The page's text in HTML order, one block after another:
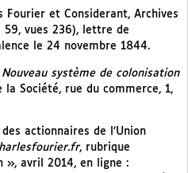
Fourier et Considerant, Archives
59, vues 236), lettre de
le 24 novembre 1844.
Nouveau système de colonisation
la Société, rue du commerce, 1,
actionnaires de l’Union
, rubrique
», avril 2014, en ligne :